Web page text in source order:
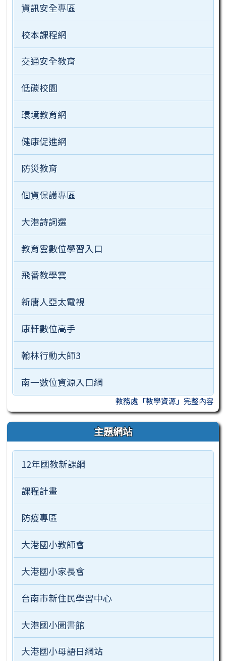
資訊安全專區
校本課程網
交通安全教育
低碳校園
環境教育網
健康促進網
防災教育
個資保護專區
大港詩詞選
教育雲數位學習入口
飛番教學雲
新唐人亞太電視
康軒數位高手
翰林行動大師3
南一數位資源入口網
教務處「教學資源」完整內容
主題網站
12年國教新課綱
課程計畫
防疫專區
大港國小教師會
大港國小家長會
台南市新住民學習中心
大港國小圖書館
大港國小母語日網站